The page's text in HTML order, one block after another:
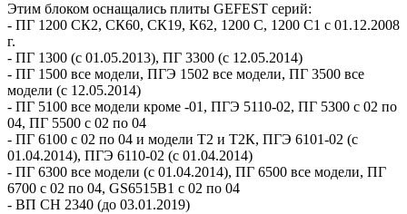
Этим блоком оснащались плиты GEFEST серий:
- ПГ 1200 СК2, СК60, СК19, К62, 1200 С, 1200 С1 с 01.12.2008
г.
- ПГ 1300 (с 01.05.2013), ПГ 3300 (с 12.05.2014)
- ПГ 1500 все модели, ПГЭ 1502 все модели, ПГ 3500 все
модели (с 12.05.2014)
- ПГ 5100 все модели кроме -01, ПГЭ 5110-02, ПГ 5300 с 02 по
04, ПГ 5500 с 02 по 04
- ПГ 6100 с 02 по 04 и модели Т2 и Т2К, ПГЭ 6101-02 (с
01.04.2014), ПГЭ 6110-02 (с 01.04.2014)
- ПГ 6300 все модели (с 01.04.2014), ПГ 6500 все модели, ПГ
6700 с 02 по 04, GS6515B1 с 02 по 04
- ВП СН 2340 (до 03.01.2019)